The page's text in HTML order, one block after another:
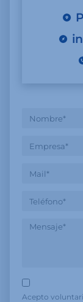
Acepto